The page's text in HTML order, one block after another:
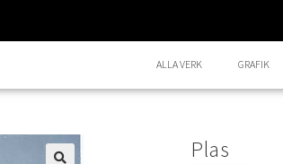
ALLA VERK GRAFIK
Plas